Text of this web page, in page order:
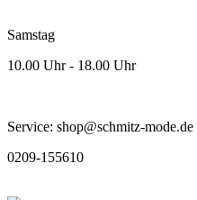
Samstag
10.00 Uhr - 18.00 Uhr
Service: shop@schmitz-mode.de
0209-155610